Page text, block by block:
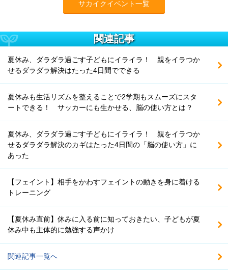
サカイクイベント一覧
関連記事
夏休み、ダラダラ過ごす子どもにイライラ！ 親をイラつか
せるダラダラ解決はたった4日間でできる
夏休みも生活リズムを整えることで2学期もスムーズにスタ
ートできる！ サッカーにも生かせる、脳の使い方とは？
夏休み、ダラダラ過ごす子どもにイライラ！ 親をイラつか
せるダラダラ解決のカギはたった4日間の「脳の使い方」に
あった
【フェイント】相手をかわすフェイントの動きを身に着ける
トレーニング
【夏休み直前】休みに入る前に知っておきたい、子どもが夏
休み中も主体的に勉強する声かけ
関連記事一覧へ